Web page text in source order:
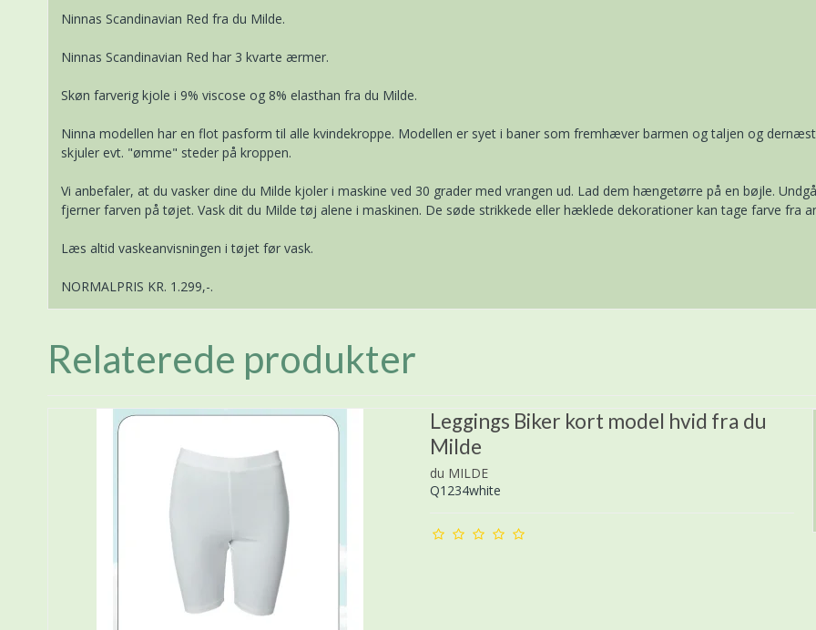
Ninnas Scandinavian Red fra du Milde.
Ninnas Scandinavian Red har 3 kvarte ærmer.
Skøn farverig kjole i 9% viscose og 8% elasthan fra du Milde.
Ninna modellen har en flot pasform til alle kvindekroppe. Modellen er syet i baner som fremhæver barmen og taljen og
skjuler evt. "ømme" steder på kroppen.
Vi anbefaler, at du vasker dine du Milde kjoler i maskine ved 30 grader med vrangen ud. Lad dem hængetørre på en bøjle.
fjerner farven på tøjet. Vask dit du Milde tøj alene i maskinen. De søde strikkede eller hæklede dekorationer kan tage farve fra
Læs altid vaskeanvisningen i tøjet før vask.
NORMALPRIS KR. 1.299,-.
Relaterede produkter
Leggings Biker kort model hvid fra du
Milde
du MILDE
Q1234white